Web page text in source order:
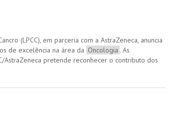
(LPCC), em parceria com a AstraZeneca, anuncia
de excelência na área da Oncologia . As
AstraZeneca pretende reconhecer o contributo dos